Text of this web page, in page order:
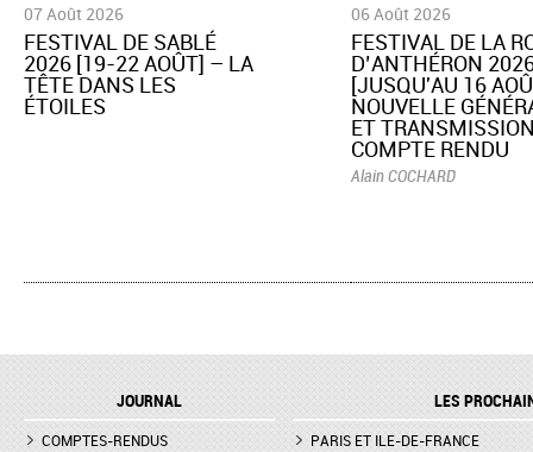
07 Août 2026
​FESTIVAL DE SABLÉ
2026 [19-22 AOÛT] – LA
TÊTE DANS LES
ÉTOILES
06 Août 2026
​FESTIVAL DE LA
D’ANTHÉRON
[JUSQU'AU 16
NOUVELLE
ET
COMPTE RENDU
Alain COCHARD
JOURNAL
COMPTES-RENDUS
LES
PARIS ET ILE-DE-FRANCE